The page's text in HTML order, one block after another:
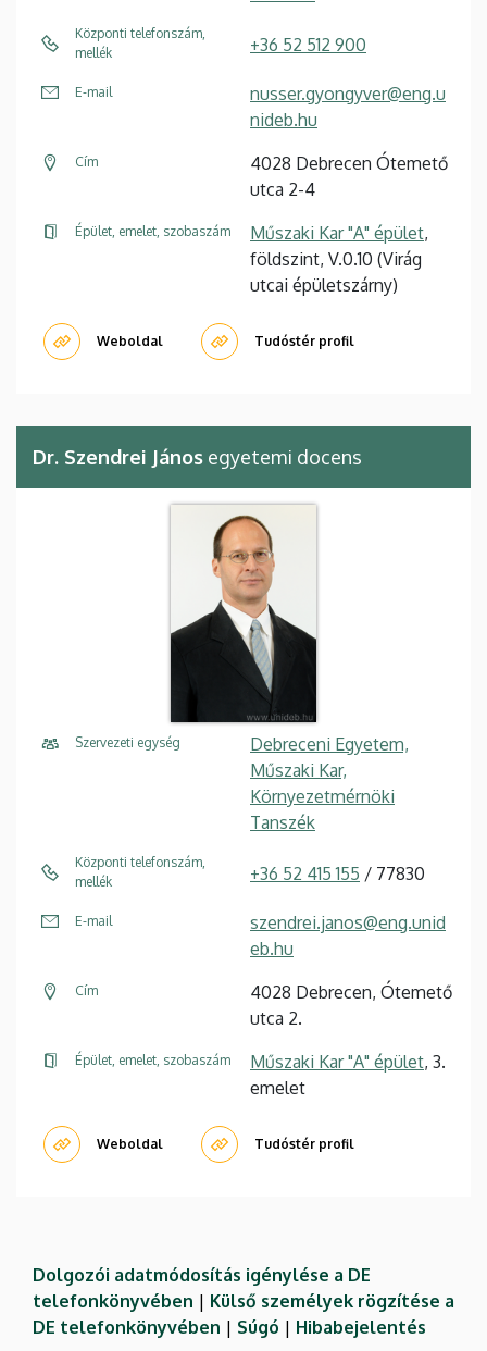
Központi telefonszám,
mellék
+36 52 512 900
E-mail
nusser.gyongyver@eng.u
nideb.hu
Cím
4028 Debrecen Ótemető
utca 2-4
Épület, emelet, szobaszám Műszaki Kar "A" épület,
földszint, V.0.10 (Virág
utcai épületszárny)
Weboldal Tudóstér profil
Dr. Szendrei János egyetemi docens
Szervezeti egység
Debreceni Egyetem,
Műszaki Kar,
Környezetmérnöki
Tanszék
Központi telefonszám,
mellék
+36 52 415 155 / 77830
E-mail
szendrei.janos@eng.unid
eb.hu
Cím
4028 Debrecen, Ótemető
utca 2.
Épület, emelet, szobaszám Műszaki Kar "A" épület, 3.
emelet
Weboldal Tudóstér profil
Dolgozói adatmódosítás igénylése a DE
telefonkönyvében | Külső személyek rögzítése a
DE telefonkönyvében | Súgó | Hibabejelentés